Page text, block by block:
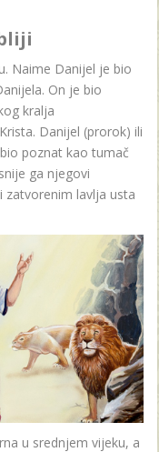
Naime Danijel je bio
On je bio
kralja
Danijel (prorok) ili
poznat kao tumač
ga njegovi
zatvorenim lavlja usta
u srednjem vijeku, a